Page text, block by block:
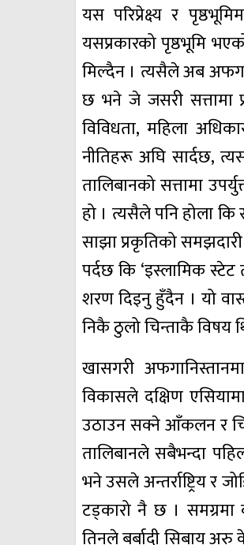
यस परिप्रेक्ष्य र
यसप्रकारको पृष्ठभूमि
मिल्दैन । त्यसैले अब
छ भने जे जसरी सत्तामा
विविधता, महिला
नीतिहरू अघि सार्दछ,
तालिबानको सत्तामा
हो । त्यसैले पनि होला कि
साझा प्रकृतिको
पर्दछ कि ‘इस्लामिक
शरण दिइनु हुँदैन । यो
निकै ठुलो चिन्ताकै विषय
खासगरी
विकासले दक्षिण
उठाउन सक्ने आँकलन र
तालिबानले सबैभन्दा
भने उसले अन्तर्राष्ट्रिय
टड्कारो नै छ । समग्रमा